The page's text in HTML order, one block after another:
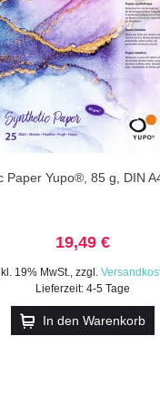
Paper Yupo®, 85 g, DIN
19,49 €
19% MwSt., zzgl.
Lieferzeit: 4-5 Tage
In den Warenkorb